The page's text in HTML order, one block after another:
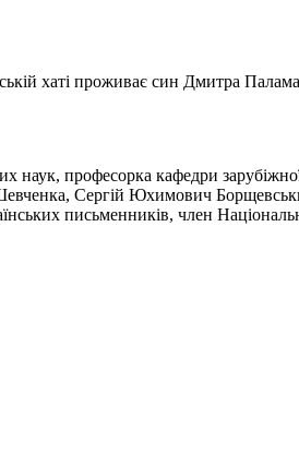
хаті проживає син Дмитра
наук, професорка кафедри
Сергій Юхимович
письменників, член